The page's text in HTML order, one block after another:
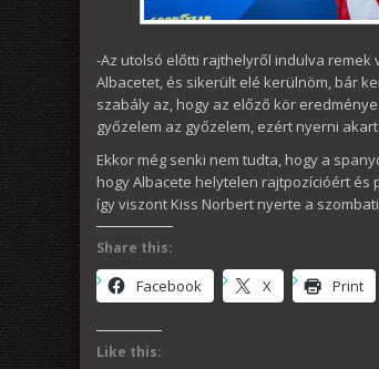
-Az utolsó előtti rajthelyről indulva
Albacetet, és sikerült elé kerülnöm, bár
szabály az, hogy az előző kör
győzelem az győzelem, ezért nyerni
Ekkor még senki nem tudta, hogy a
hogy Albacete helytelen rajtpozícióért
így viszont Kiss Norbert nyerte a
Share this:
Facebook X Print
Like this: